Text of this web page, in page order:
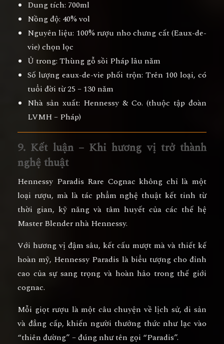
Dung tích: 700ml
Nồng độ: 40% vol
Nguyên liệu: 100% rượu nho chưng cất (Eaux-de-
vie) chọn lọc
Ủ trong: Thùng gỗ sồi Pháp lâu năm
Số lượng eaux-de-vie phối trộn: Trên 100 loại, có
tuổi đời từ 25 – 130 năm
Nhà sản xuất: Hennessy & Co. (thuộc tập đoàn
LVMH – Pháp)
9. Kết luận – Khi hương vị trở thành
nghệ thuật
Hennessy Paradis Rare Cognac không chỉ là một
loại rượu, mà là tác phẩm nghệ thuật kết tinh từ
thời gian, kỹ năng và tâm huyếtcủa các thế hệ
Master Blender nhà Hennessy.
Với hương vị đậm sâu, kết cấu mượt mà và thiết kế
hoàn mỹ, Hennessy Paradis là biểu tượng cho đỉnh
cao của sự sang trọng và hoàn hảo trong thế giới
cognac.
Mỗi giọt rượu là một câu chuyện vềlịch sử, di sản
và đẳng cấp, khiến người thưởng thức như lạc vào
“thiên đường” – đúng như tên gọi “Paradis”.